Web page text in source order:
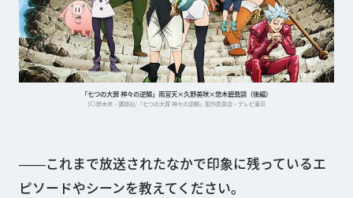
「七つの大罪 神々の逆鱗」雨宮天×久野美咲×悠木碧鼎談（後編）
(C)鈴木央・講談社/「七つの大罪 神々の逆鱗」製作委員会・テレビ東京
――これまで放送されたなかで印象に残っているエ
ピソードやシーンを教えてください。